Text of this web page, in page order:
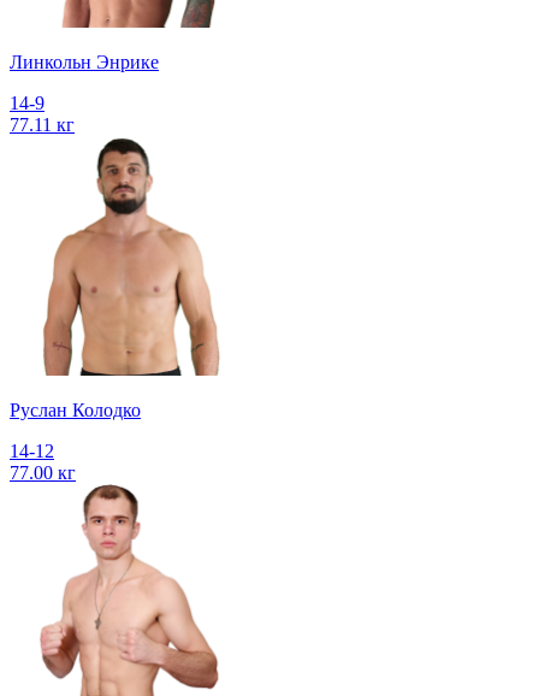
Линкольн Энрике
14-9
77.11 кг
Руслан Колодко
14-12
77.00 кг